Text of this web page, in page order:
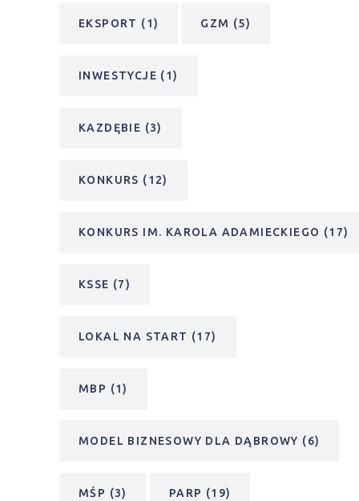
EKSPORT (1) GZM (5)
INWESTYCJE (1)
KAZDĘBIE (3)
KONKURS (12)
KONKURS IM. KAROLA ADAMIECKIEGO (17)
KSSE (7)
LOKAL NA START (17)
MBP (1)
MODEL BIZNESOWY DLA DĄBROWY (6)
MŚP (3) PARP (19)